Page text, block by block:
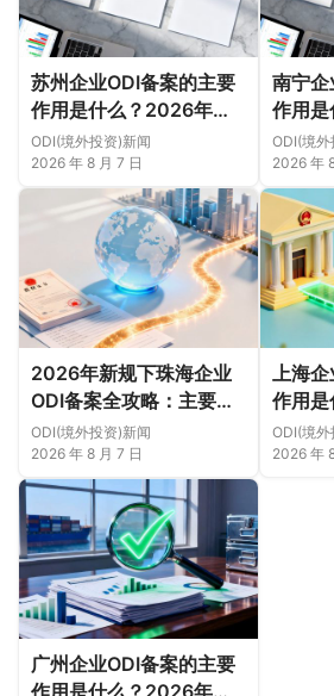
苏州企业ODI备案的主要
作用是什么？2026年新
规下先把这几个问题弄明
白（附成功案例与正规靠
谱代办中介推荐）
ODI(境外投资)新闻
2026 年 8 月 7 日
南宁
作用
规下，
ODI(境外
2026 年
2026年新规下珠海企业
ODI备案全攻略：主要作
用、各区合规重点、外汇
登记与案例解析正规靠谱
代办中介推荐
ODI(境外投资)新闻
2026 年 8 月 7 日
上海
作用
区企业
年境外
ODI(境外
2026 年
广州企业ODI备案的主要